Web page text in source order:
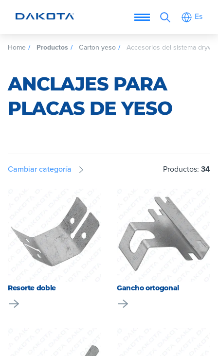
Es
Home Productos Carton yeso Accesorios del sistema
ANCLAJES PARA
PLACAS DE YESO
Cambiar categoría Productos: 34
Resorte doble Gancho ortogonal